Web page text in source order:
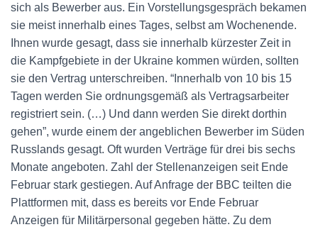
sich als Bewerber aus. Ein Vorstellungsgespräch bekamen
sie meist innerhalb eines Tages, selbst am Wochenende.
Ihnen wurde gesagt, dass sie innerhalb kürzester Zeit in
die Kampfgebiete in der Ukraine kommen würden, sollten
sie den Vertrag unterschreiben. “Innerhalb von 10 bis 15
Tagen werden Sie ordnungsgemäß als Vertragsarbeiter
registriert sein. (…) Und dann werden Sie direkt dorthin
gehen”, wurde einem der angeblichen Bewerber im Süden
Russlands gesagt. Oft wurden Verträge für drei bis sechs
Monate angeboten. Zahl der Stellenanzeigen seit Ende
Februar stark gestiegen. Auf Anfrage der BBC teilten die
Plattformen mit, dass es bereits vor Ende Februar
Anzeigen für Militärpersonal gegeben hätte. Zu dem